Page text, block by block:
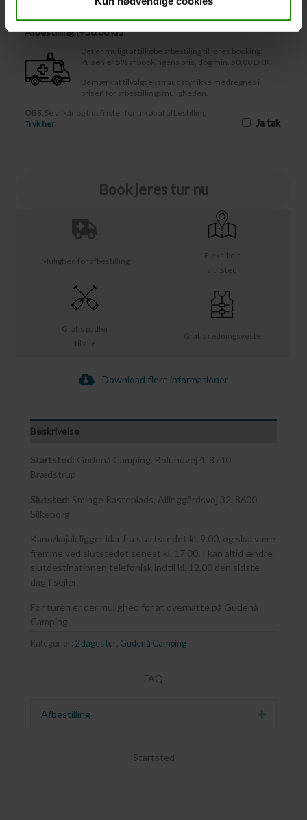
Gratis redningsveste
Gratis padler
til alle
Fleksibelt
slutsted
Mulighed for afbestilling
Download flere informationer
Beskrivelse
Startsted: Gudenå Camping, Bolundvej 4, 8740
Brædstrup
Slutsted: Sminge Rasteplads, Allinggårdsvej 32, 8600
Silkeborg
Kano/kajak ligger klar fra startstedet kl. 9.00, og skal være
fremme ved slutstedet senest kl. 17.00. I kan altid ændre
slutdestinationen telefonisk indtil kl. 12.00 den sidste
dag I sejler.
Før turen er der mulighed for at overnatte på Gudenå
Camping.
Kategorier: 2 dages tur, Gudenå Camping
FAQ
Afbestilling Udvid
Startsted
Afbestilling ( 50,00 kr.)
Det er muligt at tilkøbe afbestiling til jeres booking.
Prisen er 5% af bookingens pris, dog min. 50,00 DKK.
Bemærk at tilvalgt ekstraudstyr ikke medregnes i
prisen for afbestillingsmuligheden.
OBS: Se vilkår og tidsfrister for tilkøb af afbestilling
Tryk her
Ja tak
Book jeres tur nu